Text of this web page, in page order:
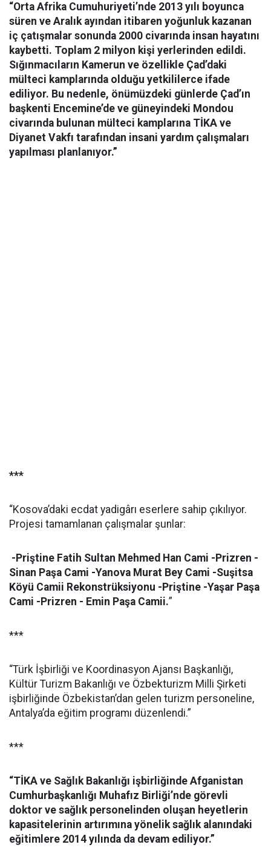
“Orta Afrika Cumuhuriyeti’nde 2013 yılı boyunca
süren ve Aralık ayından itibaren yoğunluk kazanan
iç çatışmalar sonunda 2000 civarında insan hayatını
kaybetti. Toplam 2 milyon kişi yerlerinden edildi.
Sığınmacıların Kamerun ve özellikle Çad’daki
mülteci kamplarında olduğu yetkililerce ifade
ediliyor. Bu nedenle, önümüzdeki günlerde Çad’ın
başkenti Encemine’de ve güneyindeki Mondou
civarında bulunan mülteci kamplarına TİKA ve
Diyanet Vakfı tarafından insani yardım çalışmaları
yapılması planlanıyor.”
***
“Kosova’daki ecdat yadigârı eserlere sahip çıkılıyor.
Projesi tamamlanan çalışmalar şunlar:
-Priştine Fatih Sultan Mehmed Han Cami -Prizren -
Sinan Paşa Cami -Yanova Murat Bey Cami -Suşitsa
Köyü Camii Rekonstrüksiyonu -Priştine -Yaşar Paşa
Cami -Prizren - Emin Paşa Camii.”
***
“Türk İşbirliği ve Koordinasyon Ajansı Başkanlığı,
Kültür Turizm Bakanlığı ve Özbekturizm Milli Şirketi
işbirliğinde Özbekistan’dan gelen turizm personeline,
Antalya’da eğitim programı düzenlendi.”
***
“TİKA ve Sağlık Bakanlığı işbirliğinde Afganistan
Cumhurbaşkanlığı Muhafız Birliği’nde görevli
doktor ve sağlık personelinden oluşan heyetlerin
kapasitelerinin artırımına yönelik sağlık alanındaki
eğitimlere 2014 yılında da devam ediliyor.”